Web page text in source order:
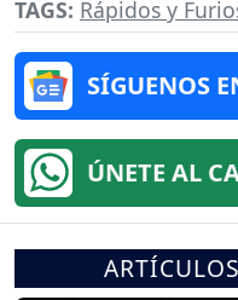
TAGS: Rápidos y
SÍGUENOS
ÚNETE AL